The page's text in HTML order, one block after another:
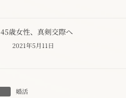
45歳女性、真剣交際へ
2021年5月11日
婚活